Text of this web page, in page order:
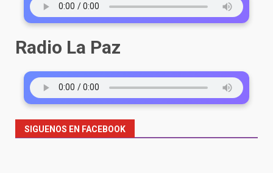
Radio La Paz
SIGUENOS EN FACEBOOK